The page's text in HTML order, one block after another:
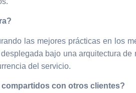
las mejores prácticas en los
bajo una arquitectura de
del servicio.
con otros clientes?